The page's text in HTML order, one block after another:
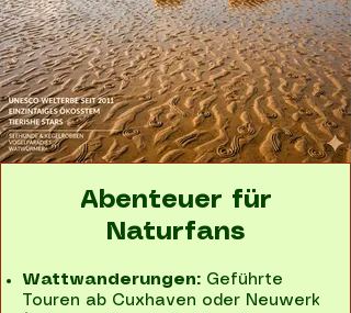
Abenteuer für
Naturfans
Wattwanderungen: Geführte
Touren ab Cuxhaven oder Neuwerk